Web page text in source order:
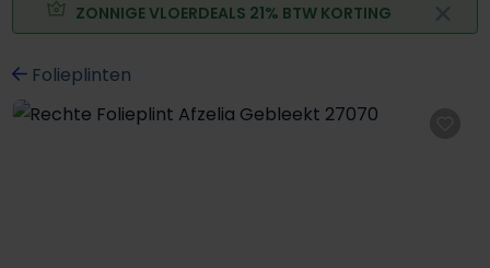
ZONNIGE VLOERDEALS 21% BTW KORTING
Folieplinten
Afbeeldingengalerij overslaan